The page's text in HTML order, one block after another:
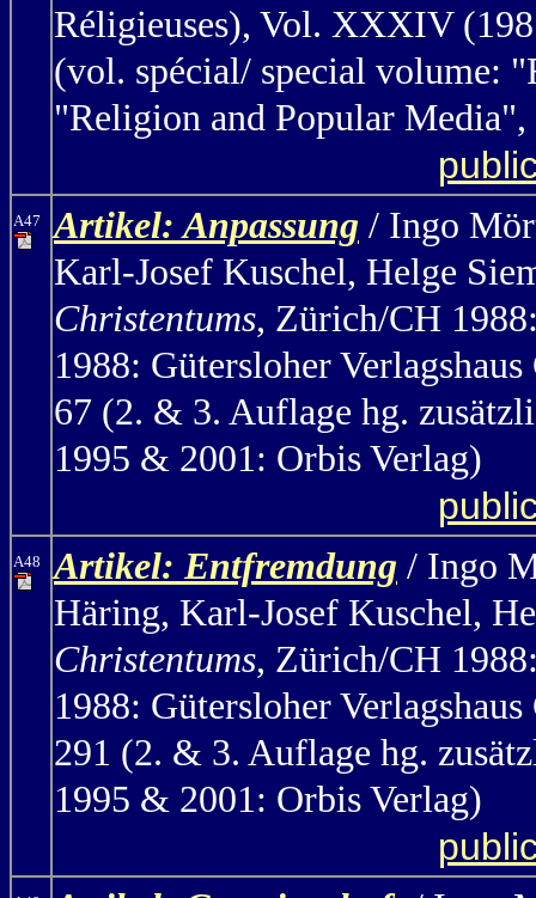
Réligieuses), Vol. XXXIV
(vol. spécial/ special volume:
"Religion and Popular
A47 Artikel: Anpassung / Ingo
Karl-Josef Kuschel, Helge
Christentums, Zürich/CH
1988: Gütersloher
67 (2. & 3. Auflage hg.
1995 & 2001: Orbis Verlag)
A48 Artikel: Entfremdung / Ingo
Häring, Karl-Josef Kuschel,
Christentums, Zürich/CH
1988: Gütersloher
291 (2. & 3. Auflage hg.
1995 & 2001: Orbis Verlag)